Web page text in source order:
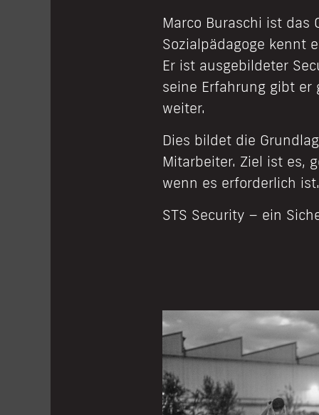
Marco Buraschi ist
Sozialpädagoge kennt
Er ist ausgebildeter
seine Erfahrung gibt er
weiter.
Dies bildet die
Mitarbeiter. Ziel ist es,
wenn es erforderlich ist.
STS Security – ein